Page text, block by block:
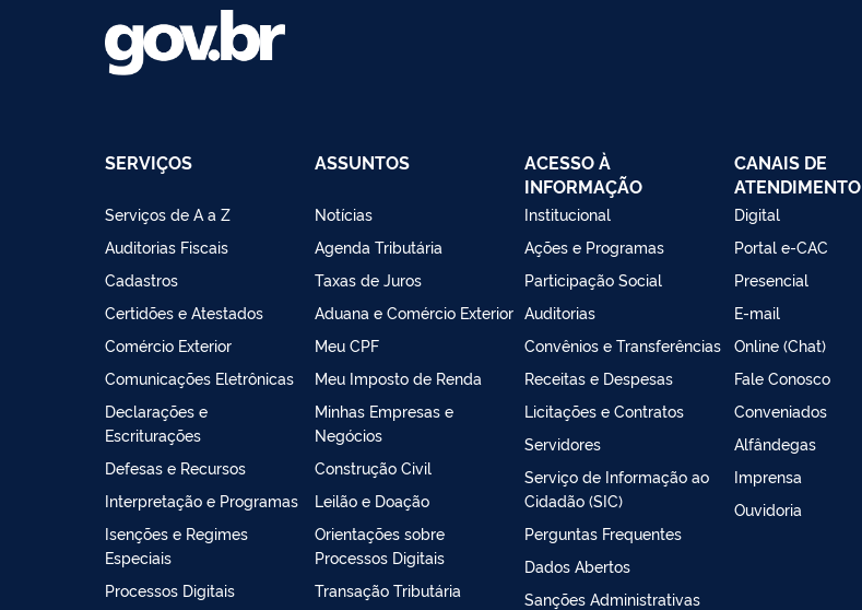
SERVIÇOS
Serviços de A a Z
Auditorias Fiscais
Cadastros
Certidões e Atestados
Comércio Exterior
Comunicações Eletrônicas
Declarações e
Escriturações
Defesas e Recursos
Interpretação e Programas
Isenções e Regimes
Especiais
Processos Digitais
ASSUNTOS
Notícias
Agenda Tributária
Taxas de Juros
Aduana e Comércio Exterior
Meu CPF
Meu Imposto de Renda
Minhas Empresas e
Negócios
Construção Civil
Leilão e Doação
Orientações sobre
Processos Digitais
Transação Tributária
ACESSO À
INFORMAÇÃO
Institucional
Ações e Programas
Participação Social
Auditorias
Convênios e Transferências
Receitas e Despesas
Licitações e Contratos
Servidores
Serviço de Informação ao
Cidadão (SIC)
Perguntas Frequentes
Dados Abertos
Sanções Administrativas
CANAIS DE
ATENDIMENTO
Digital
Portal e-CAC
Presencial
E-mail
Online (Chat)
Fale Conosco
Conveniados
Alfândegas
Imprensa
Ouvidoria